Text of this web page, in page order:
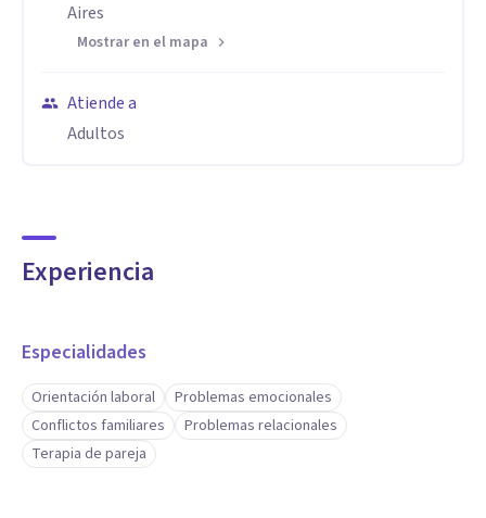
Aires
Mostrar en el mapa
Atiende a
Adultos
Experiencia
Especialidades
Orientación laboral
Problemas emocionales
Conflictos familiares
Problemas relacionales
Terapia de pareja